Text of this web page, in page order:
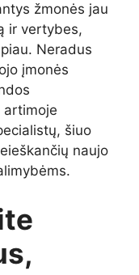
žmonės jau
ir vertybes,
Neradus
įmonės
artimoje
šiuo
naujo